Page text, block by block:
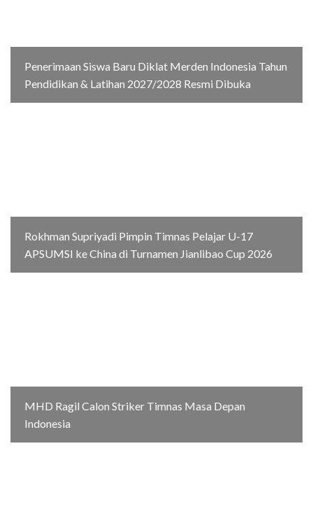
Penerimaan Siswa Baru Diklat Merden Indonesia Tahun
Pendidikan & Latihan 2027/2028 Resmi Dibuka
Rokhman Supriyadi Pimpin Timnas Pelajar U-17
APSUMSI ke China di Turnamen Jianlibao Cup 2026
MHD Ragil Calon Striker Timnas Masa Depan
Indonesia